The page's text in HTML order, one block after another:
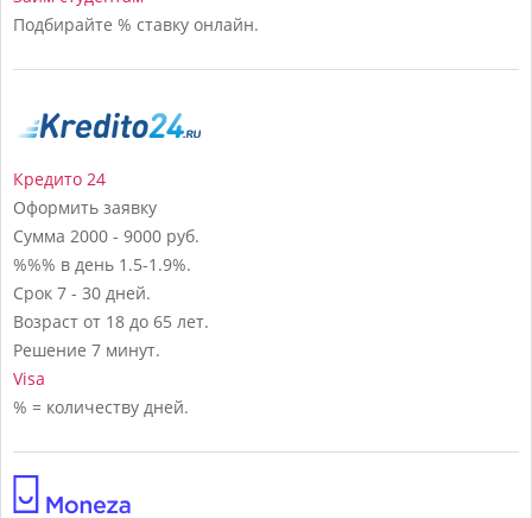
Подбирайте % ставку онлайн.
Кредито 24
Оформить заявку
Сумма 2000 - 9000 руб.
%%% в день 1.5-1.9%.
Срок 7 - 30 дней.
Возраст от 18 до 65 лет.
Решение 7 минут.
Visa
% = количеству дней.